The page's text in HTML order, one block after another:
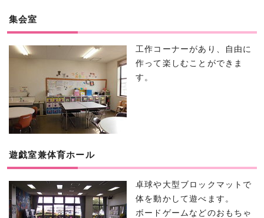
集会室
工作コーナーがあり、自由に
作って楽しむことができま
す。
遊戯室兼体育ホール
卓球や大型ブロックマットで
体を動かして遊べます。
ボードゲームなどのおもちゃ